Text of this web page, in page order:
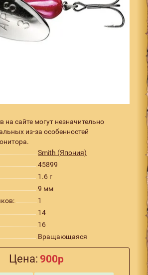
на сайте могут незначительно
из-за особенностей
Smith (Япония)
45899
1.6 г
9 мм
1
14
16
Вращающаяся
Цена: 900р